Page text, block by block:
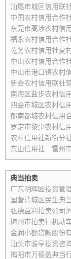
汕尾市城区信用联
中国农村信用合作
东莞市高埗农村信
福永农村信用合作
乾务农村信用社夏
中山农村信用合作
中山市港口镇农村
新会农村信用联社
南海区盐步农村信
四会市城区农村信
郁南都城农村信用
罗定市黎少农村信
农村信用社新街分
东山信用社
雷州
典当拍卖
广东明辉园投资管
国营清城区民生典
弘德益利拍卖公司
梅州市拍卖行机动
金润小额贷款股份
汕头市骏亨投资咨
揭阳市万德盈典当